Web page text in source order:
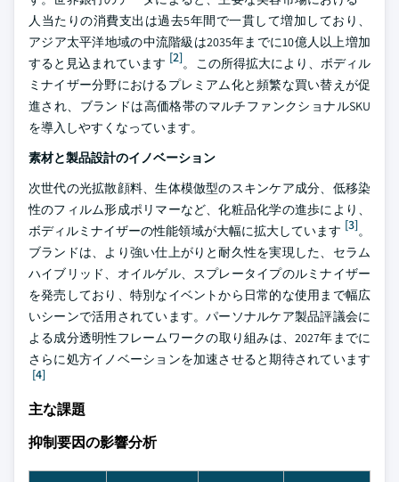
人当たりの消費支出は過去5年間で一貫して増加しており、
アジア太平洋地域の中流階級は2035年までに10億人以上増加
すると見込まれています [2]。この所得拡大により、ボディル
ミナイザー分野におけるプレミアム化と頻繁な買い替えが促
進され、ブランドは高価格帯のマルチファンクショナルSKU
を導入しやすくなっています。
素材と製品設計のイノベーション
次世代の光拡散顔料、生体模倣型のスキンケア成分、低移染
性のフィルム形成ポリマーなど、化粧品化学の進歩により、
ボディルミナイザーの性能領域が大幅に拡大しています [3]。
ブランドは、より強い仕上がりと耐久性を実現した、セラム
ハイブリッド、オイルゲル、スプレータイプのルミナイザー
を発売しており、特別なイベントから日常的な使用まで幅広
いシーンで活用されています。パーソナルケア製品評議会に
よる成分透明性フレームワークの取り組みは、2027年までに
さらに処方イノベーションを加速させると期待されています
[4]
主な課題
抑制要因の影響分析